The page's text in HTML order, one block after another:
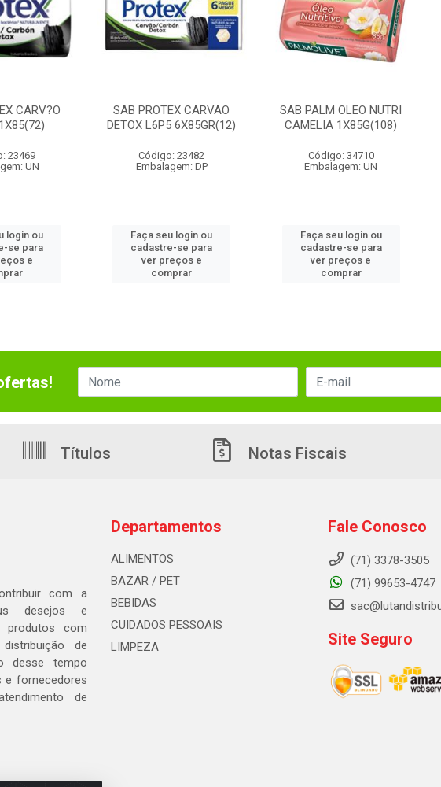
CARV?O
23469
UN
login ou
se para
e
SAB PROTEX CARVAO
DETOX L6P5 6X85GR(12)
Código: 23482
Embalagem: DP
Faça seu login ou
cadastre-se para
ver preços e
comprar
SAB PALM OLEO NUTRI
CAMELIA 1X85G(108)
Código: 34710
Embalagem: UN
Faça seu login ou
cadastre-se para
ver preços e
comprar
Títulos Notas Fiscais
com a
desejos e
produtos com
de
desse tempo
e fornecedores
de
Departamentos
ALIMENTOS
BAZAR / PET
BEBIDAS
CUIDADOS PESSOAIS
LIMPEZA
Fale Conosco
(71) 3378-3505
(71) 99653-4747
Site Seguro